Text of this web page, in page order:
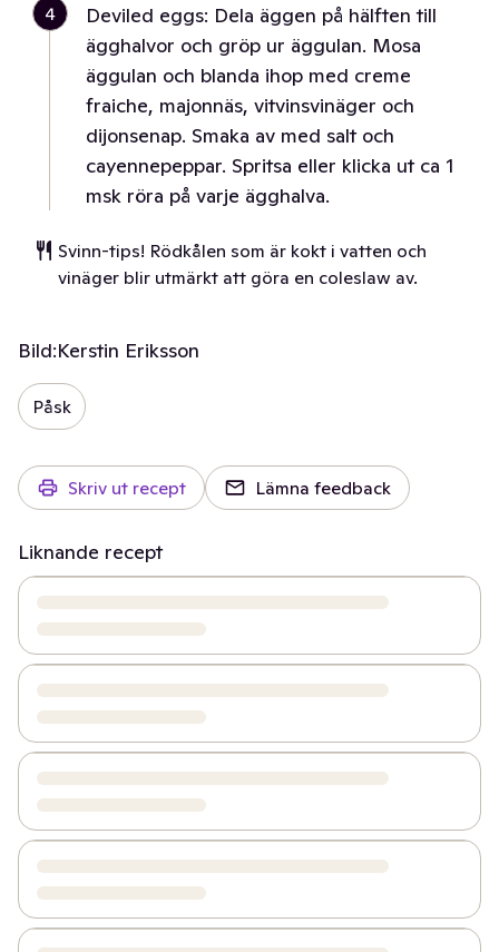
4
Deviled eggs: Dela äggen på hälften till
ägghalvor och gröp ur äggulan. Mosa
äggulan och blanda ihop med creme
fraiche, majonnäs, vitvinsvinäger och
dijonsenap. Smaka av med salt och
cayennepeppar. Spritsa eller klicka ut ca 1
msk röra på varje ägghalva.
Svinn-tips! Rödkålen som är kokt i vatten och
vinäger blir utmärkt att göra en coleslaw av.
Bild:Kerstin Eriksson
Påsk
Skriv ut recept Lämna feedback
Liknande recept